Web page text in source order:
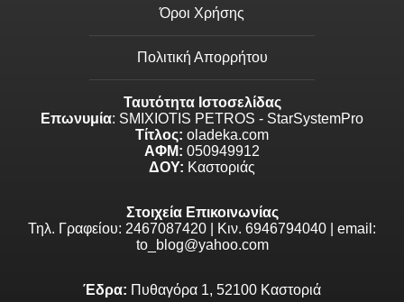
Όροι Χρήσης
Πολιτική Απορρήτου
Ταυτότητα Ιστοσελίδας
Επωνυμία: SMIXIOTIS PETROS - StarSystemPro
Τίτλος: oladeka.com
ΑΦΜ: 050949912
ΔΟΥ: Καστοριάς
Στοιχεία Επικοινωνίας
Τηλ. Γραφείου: 2467087420 | Κιν. 6946794040 | email:
to_blog@yahoo.com
Έδρα: Πυθαγόρα 1, 52100 Καστοριά